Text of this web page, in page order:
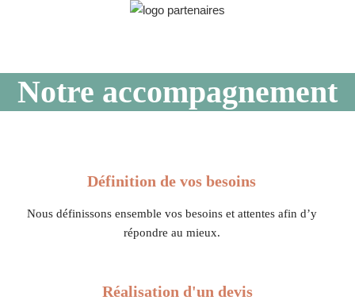
Notre accompagnement
Définition de vos besoins
Nous définissons ensemble vos besoins et attentes afin d’y
répondre au mieux.
Réalisation d'un devis